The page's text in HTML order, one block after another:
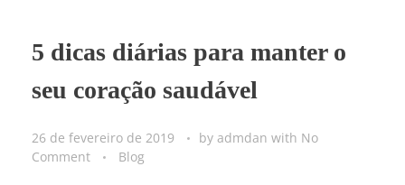
5 dicas diárias para manter o
seu coração saudável
26 de fevereiro de 2019 by admdan with No
Comment
Blog